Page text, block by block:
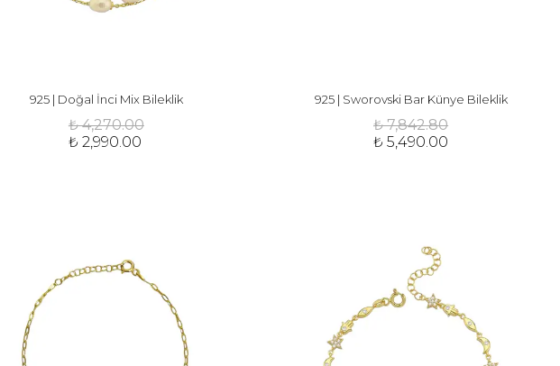
925 | Doğal İnci Mix Bileklik
₺ 4,270.00
₺ 2,990.00
925 | Sworovski Bar Künye Bileklik
₺ 7,842.80
₺ 5,490.00